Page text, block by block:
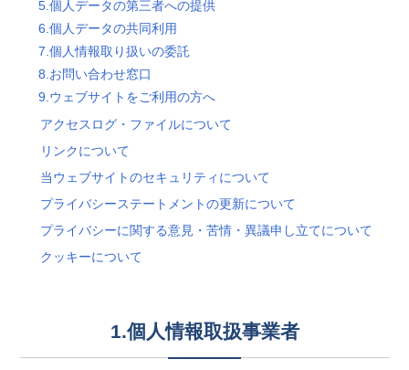
5.個人データの第三者への提供
6.個人データの共同利用
7.個人情報取り扱いの委託
8.お問い合わせ窓口
9.ウェブサイトをご利用の方へ
アクセスログ・ファイルについて
リンクについて
当ウェブサイトのセキュリティについて
プライバシーステートメントの更新について
プライバシーに関する意見・苦情・異議申し立てについて
クッキーについて
1.個人情報取扱事業者